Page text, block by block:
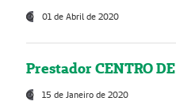
01 de Abril de 2020
Prestador CENTRO
15 de Janeiro de 2020